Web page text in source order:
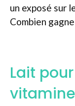
un exposé sur
Combien
Lait